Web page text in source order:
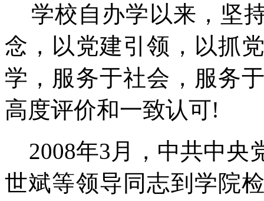
学校自办学以来，坚
念，以党建引领，以抓
学，服务于社会，服务
高度评价和一致认可!
2008年3月，中共中央
世斌等领导同志到学院